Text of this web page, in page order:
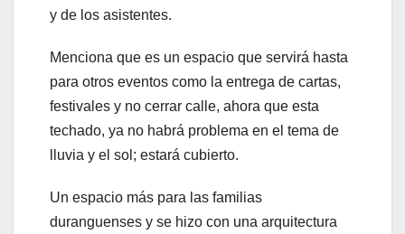
y de los asistentes.
Menciona que es un espacio que servirá hasta
para otros eventos como la entrega de cartas,
festivales y no cerrar calle, ahora que esta
techado, ya no habrá problema en el tema de
lluvia y el sol; estará cubierto.
Un espacio más para las familias
duranguenses y se hizo con una arquitectura